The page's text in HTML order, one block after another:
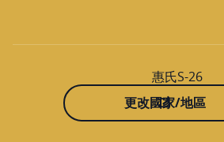
05-5372300
顯示在地圖上
規劃路線
惠氏S-26
更改國家/地區